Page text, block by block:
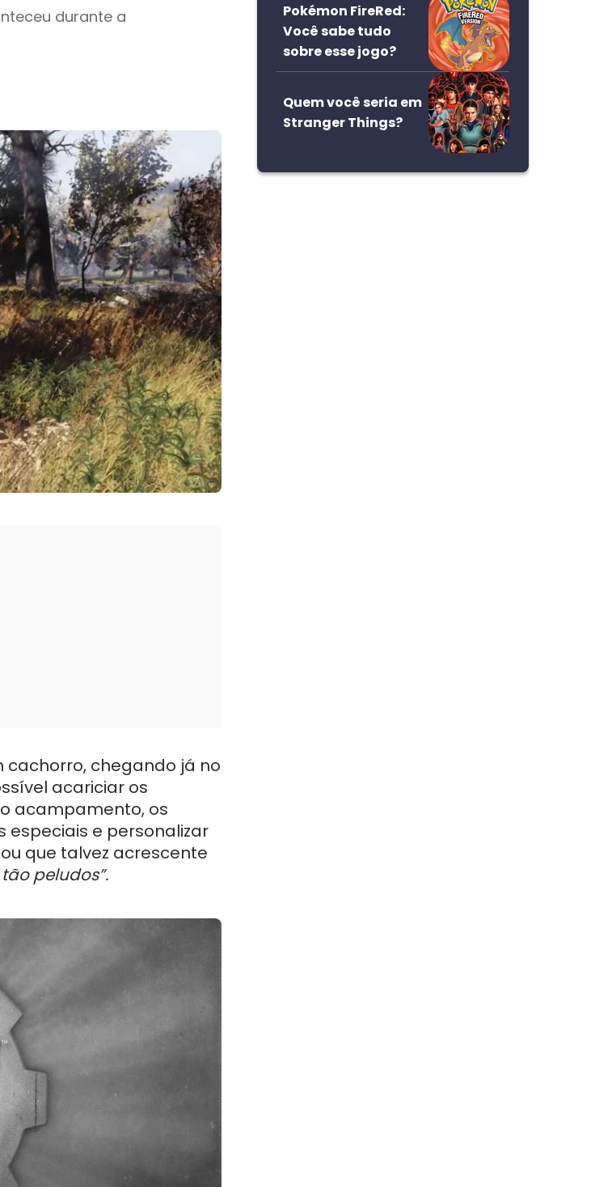
durante a
chegando já no
acariciar os
acampamento, os
e personalizar
que talvez acrescente
peludos”.
Pokémon FireRed:
Você sabe tudo
sobre esse jogo?
Quem você seria em
Stranger Things?